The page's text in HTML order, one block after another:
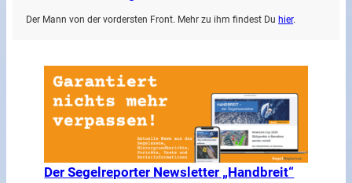
Der Mann von der vordersten Front. Mehr zu ihm findest Du hier.
Der Segelreporter Newsletter „Handbreit“